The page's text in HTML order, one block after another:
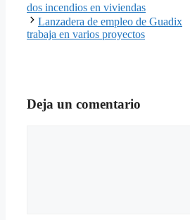
dos incendios en viviendas
Lanzadera de empleo de Guadix
trabaja en varios proyectos
Deja un comentario